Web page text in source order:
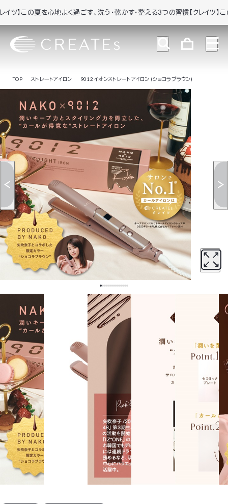
の夏を心地よく過ごす、洗う・乾かす・整える3つの習慣【クレイツ】この夏を
TOP ストレートアイロン 9012 イオンストレートアイロン (ショコラブラウン)